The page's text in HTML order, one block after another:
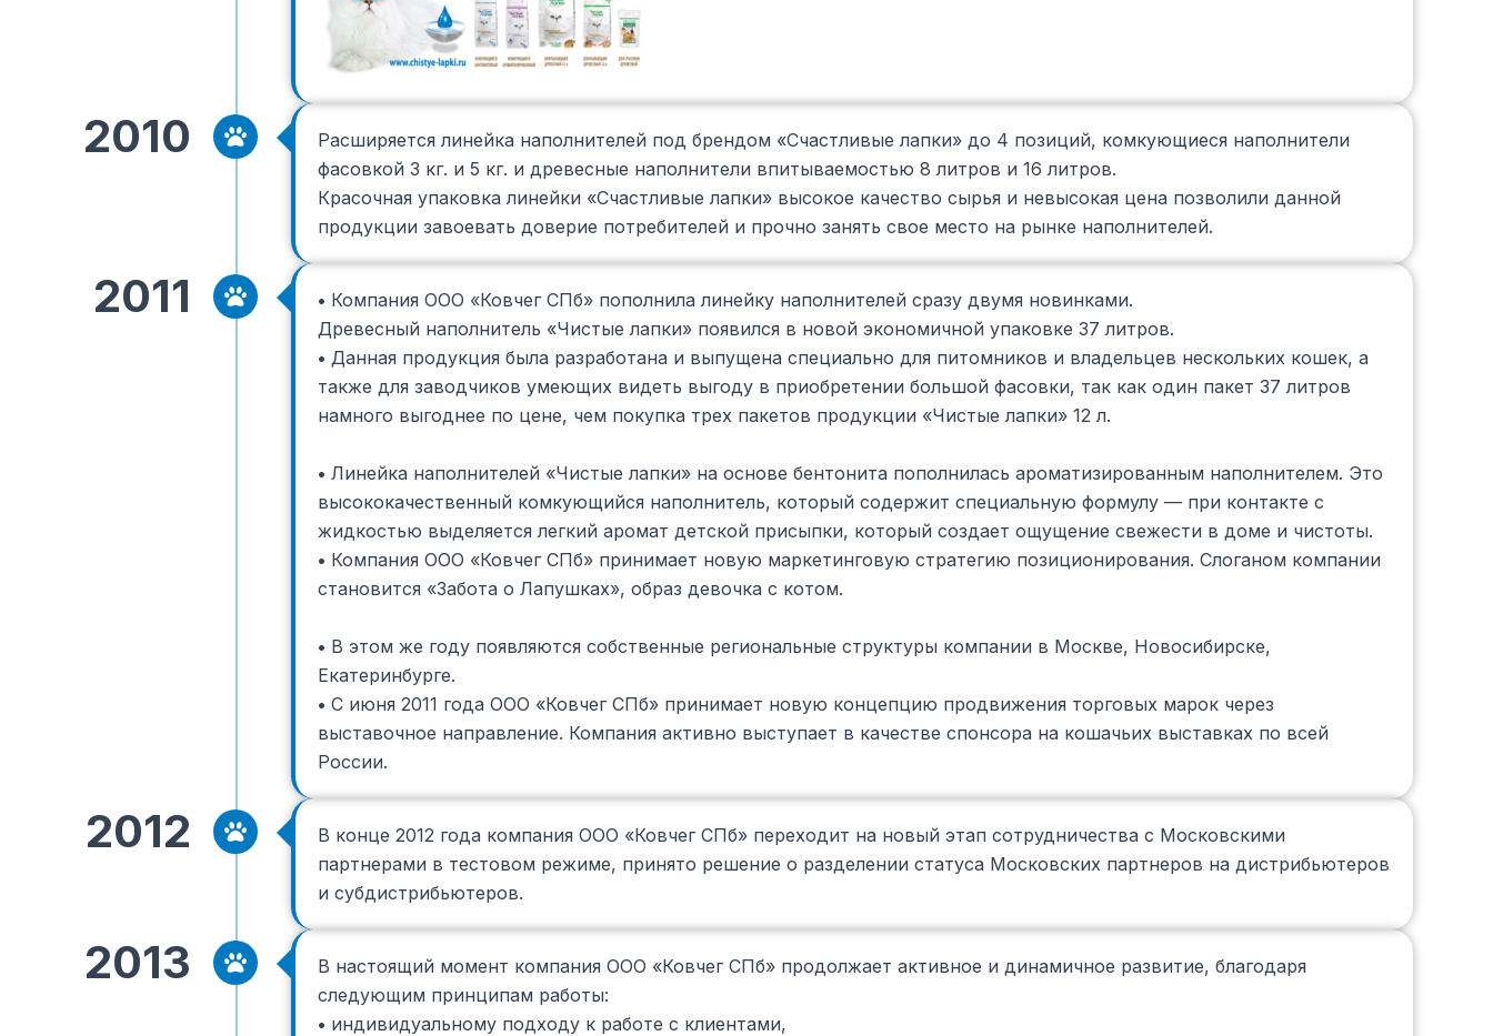
2010
Расширяется линейка наполнителей под брендом «Счастливые лапки» до 4 позиций, комкующиеся наполнители
фасовкой 3 кг. и 5 кг. и древесные наполнители впитываемостью 8 литров и 16 литров.
Красочная упаковка линейки «Счастливые лапки» высокое качество сырья и невысокая цена позволили данной
продукции завоевать доверие потребителей и прочно занять свое место на рынке наполнителей.
2011 • Компания ООО «Ковчег СПб» пополнила линейку наполнителей сразу двумя новинками.
Древесный наполнитель «Чистые лапки» появился в новой экономичной упаковке 37 литров.
• Данная продукция была разработана и выпущена специально для питомников и владельцев нескольких кошек, а
также для заводчиков умеющих видеть выгоду в приобретении большой фасовки, так как один пакет 37 литров
намного выгоднее по цене, чем покупка трех пакетов продукции «Чистые лапки» 12 л.
• Линейка наполнителей «Чистые лапки» на основе бентонита пополнилась ароматизированным наполнителем. Это
высококачественный комкующийся наполнитель, который содержит специальную формулу — при контакте с
жидкостью выделяется легкий аромат детской присыпки, который создает ощущение свежести в доме и чистоты.
• Компания ООО «Ковчег СПб» принимает новую маркетинговую стратегию позиционирования. Слоганом компании
становится «Забота о Лапушках», образ девочка с котом.
• В этом же году появляются собственные региональные структуры компании в Москве, Новосибирске,
Екатеринбурге.
• С июня 2011 года ООО «Ковчег СПб» принимает новую концепцию продвижения торговых марок через
выставочное направление. Компания активно выступает в качестве спонсора на кошачьих выставках по всей
России.
2012
В конце 2012 года компания ООО «Ковчег СПб» переходит на новый этап сотрудничества с Московскими
партнерами в тестовом режиме, принято решение о разделении статуса Московских партнеров на дистрибьютеров
и субдистрибьютеров.
2013
В настоящий момент компания ООО «Ковчег СПб» продолжает активное и динамичное развитие, благодаря
следующим принципам работы:
• индивидуальному подходу к работе с клиентами,